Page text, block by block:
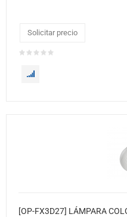
Solicitar precio
[OP-FX3D27] LÁMPARA